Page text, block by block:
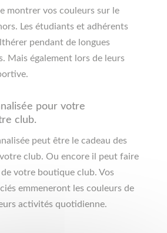
montrer vos couleurs sur le
Les étudiants et adhérents
pendant de longues
Mais également lors de leurs
pour votre
club.
peut être le cadeau des
club. Ou encore il peut faire
votre boutique club. Vos
emmeneront les couleurs de
activités quotidienne.